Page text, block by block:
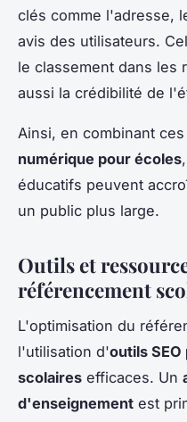
clés comme l'adresse,
avis des utilisateurs.
le classement dans les
aussi la crédibilité de
Ainsi, en combinant ces
numérique pour écoles
éducatifs peuvent
un public plus large.
Outils et
référencement
L'optimisation du
l'utilisation d'outils
scolaires efficaces. Un
d'enseignement est